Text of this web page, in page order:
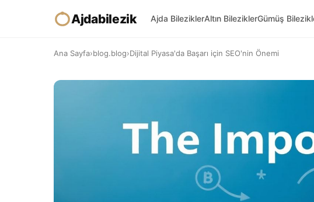
Ajdabilezik Ajda BileziklerAltın BileziklerGümüş
Ana Sayfa›blog.blog›Dijital Piyasa'da Başarı için SEO'nin Önemi